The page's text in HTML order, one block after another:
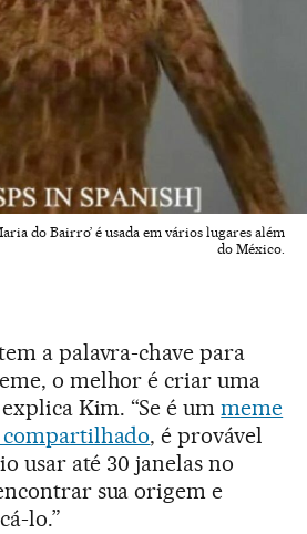
do Bairro’ é usada em vários lugares além
do México.
a palavra-chave para
o melhor é criar uma
Kim. “Se é ummeme
, é provável
usar até 30 janelas no
sua origem e
lo.”